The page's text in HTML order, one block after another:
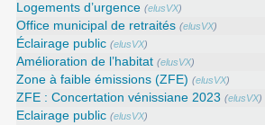
Logements d’urgence (elusVX)
Office municipal de retraités (elusVX)
Éclairage public (elusVX)
Amélioration de l’habitat (elusVX)
Zone à faible émissions (ZFE) (elusVX)
ZFE : Concertation vénissiane 2023 (elusVX)
Eclairage public (elusVX)